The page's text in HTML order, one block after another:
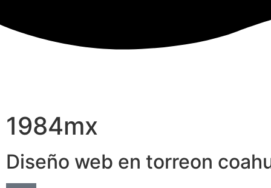
1984mx
Diseño web en torreon